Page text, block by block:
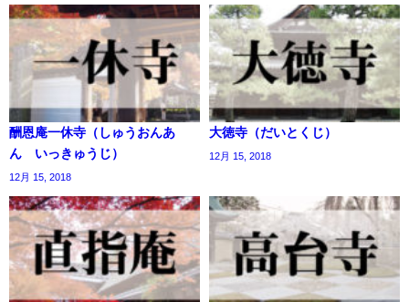
酬恩庵一休寺（しゅうおんあ
ん いっきゅうじ）
12月 15, 2018
大徳寺（だいとくじ）
12月 15, 2018